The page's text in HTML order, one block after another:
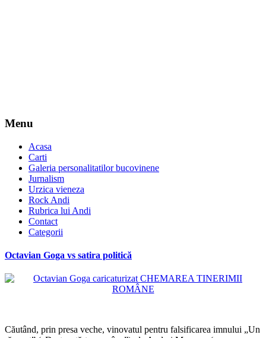
Menu
Acasa
Carti
Galeria personalitatilor bucovinene
Jurnalism
Urzica vieneza
Rock Andi
Rubrica lui Andi
Contact
Categorii
Octavian Goga vs satira politică
Căutând, prin presa veche, vinovatul pentru falsificarea imnului „Un